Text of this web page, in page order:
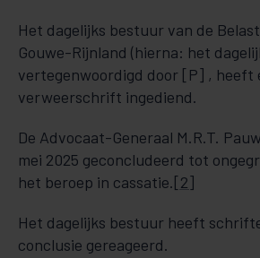
Het dagelijks bestuur van de
Gouwe-Rijnland (hierna: het
vertegenwoordigd door [P] , heeft
verweerschrift ingediend.
De Advocaat-Generaal M.R.T.
mei 2025 geconcludeerd tot
het beroep in cassatie.[2]
Het dagelijks bestuur heeft
conclusie gereageerd.